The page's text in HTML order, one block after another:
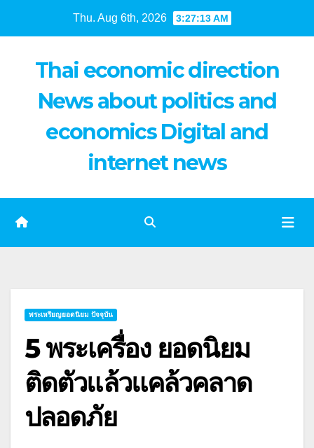
Thu. Aug 6th, 2026 3:27:13 AM
Thai economic direction
News about politics and
economics Digital and
internet news
พระเหรียญยอดนิยม ปัจจุบัน
5 พระเครื่อง ยอดนิยม
ติดตัวแล้วแคล้วคลาด
ปลอดภัย